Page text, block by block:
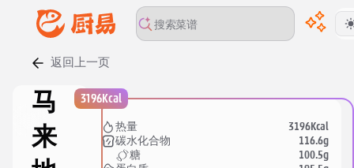
返回上一页
马
来
3196Kcal
热量 3196Kcal
碳水化合物 116.6g
糖 100.5g